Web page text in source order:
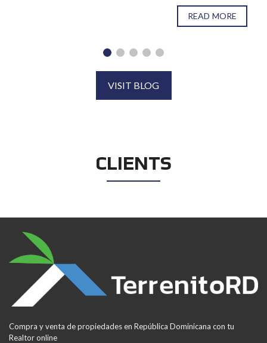
READ MORE
VISIT BLOG
CLIENTS
Compra y venta de propiedades en República Dominicana con tu
Realtor online